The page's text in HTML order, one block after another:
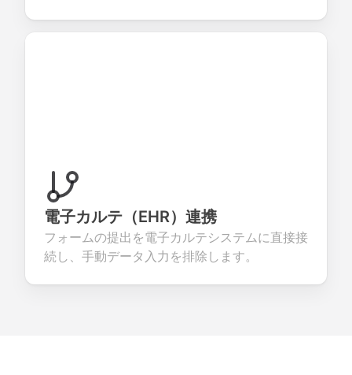
電子カルテ（EHR）連携
フォームの提出を電子カルテシステムに直接接
続し、手動データ入力を排除します。